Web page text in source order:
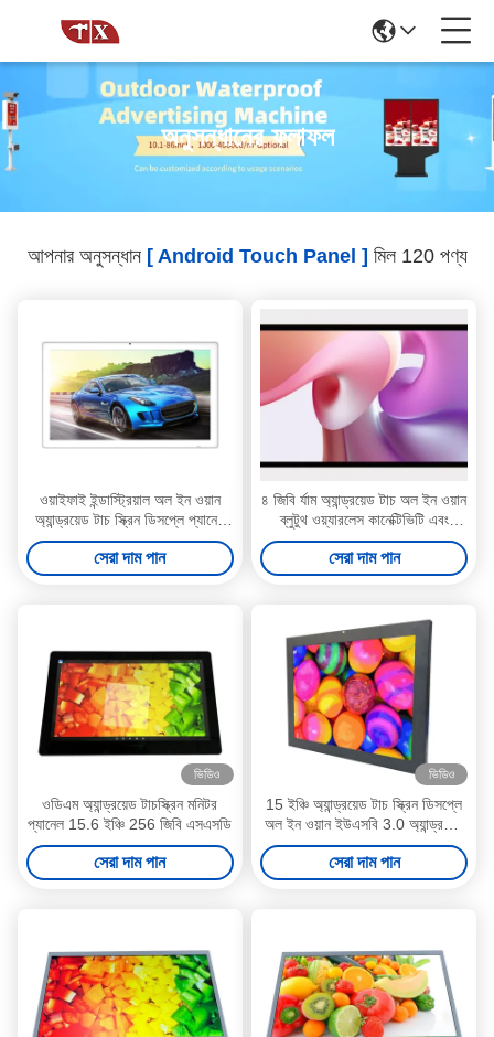
অনুসন্ধানের ফলাফল
আপনার অনুসন্ধান [ Android Touch Panel ] মিল 120 পণ্য
ওয়াইফাই ইন্ডাস্ট্রিয়াল অল ইন ওয়ান
অ্যান্ড্রয়েড টাচ স্ক্রিন ডিসপ্লে প্যানেল
পিসি 18.5 "
সেরা দাম পান
৪ জিবি র্যাম অ্যান্ড্রয়েড টাচ অল ইন ওয়ান
ব্লুটুথ ওয়্যারলেস কানেক্টিভিটি এবং
১০০০নিট উজ্জ্বলতা সহ
সেরা দাম পান
ভিডিও
ওডিএম অ্যান্ড্রয়েড টাচস্ক্রিন মনিটর
প্যানেল 15.6 ইঞ্চি 256 জিবি এসএসডি
সেরা দাম পান
ভিডিও
15 ইঞ্চি অ্যান্ড্রয়েড টাচ স্ক্রিন ডিসপ্লে
অল ইন ওয়ান ইউএসবি 3.0 অ্যান্ড্রয়েড
10 সিস্টেম
সেরা দাম পান